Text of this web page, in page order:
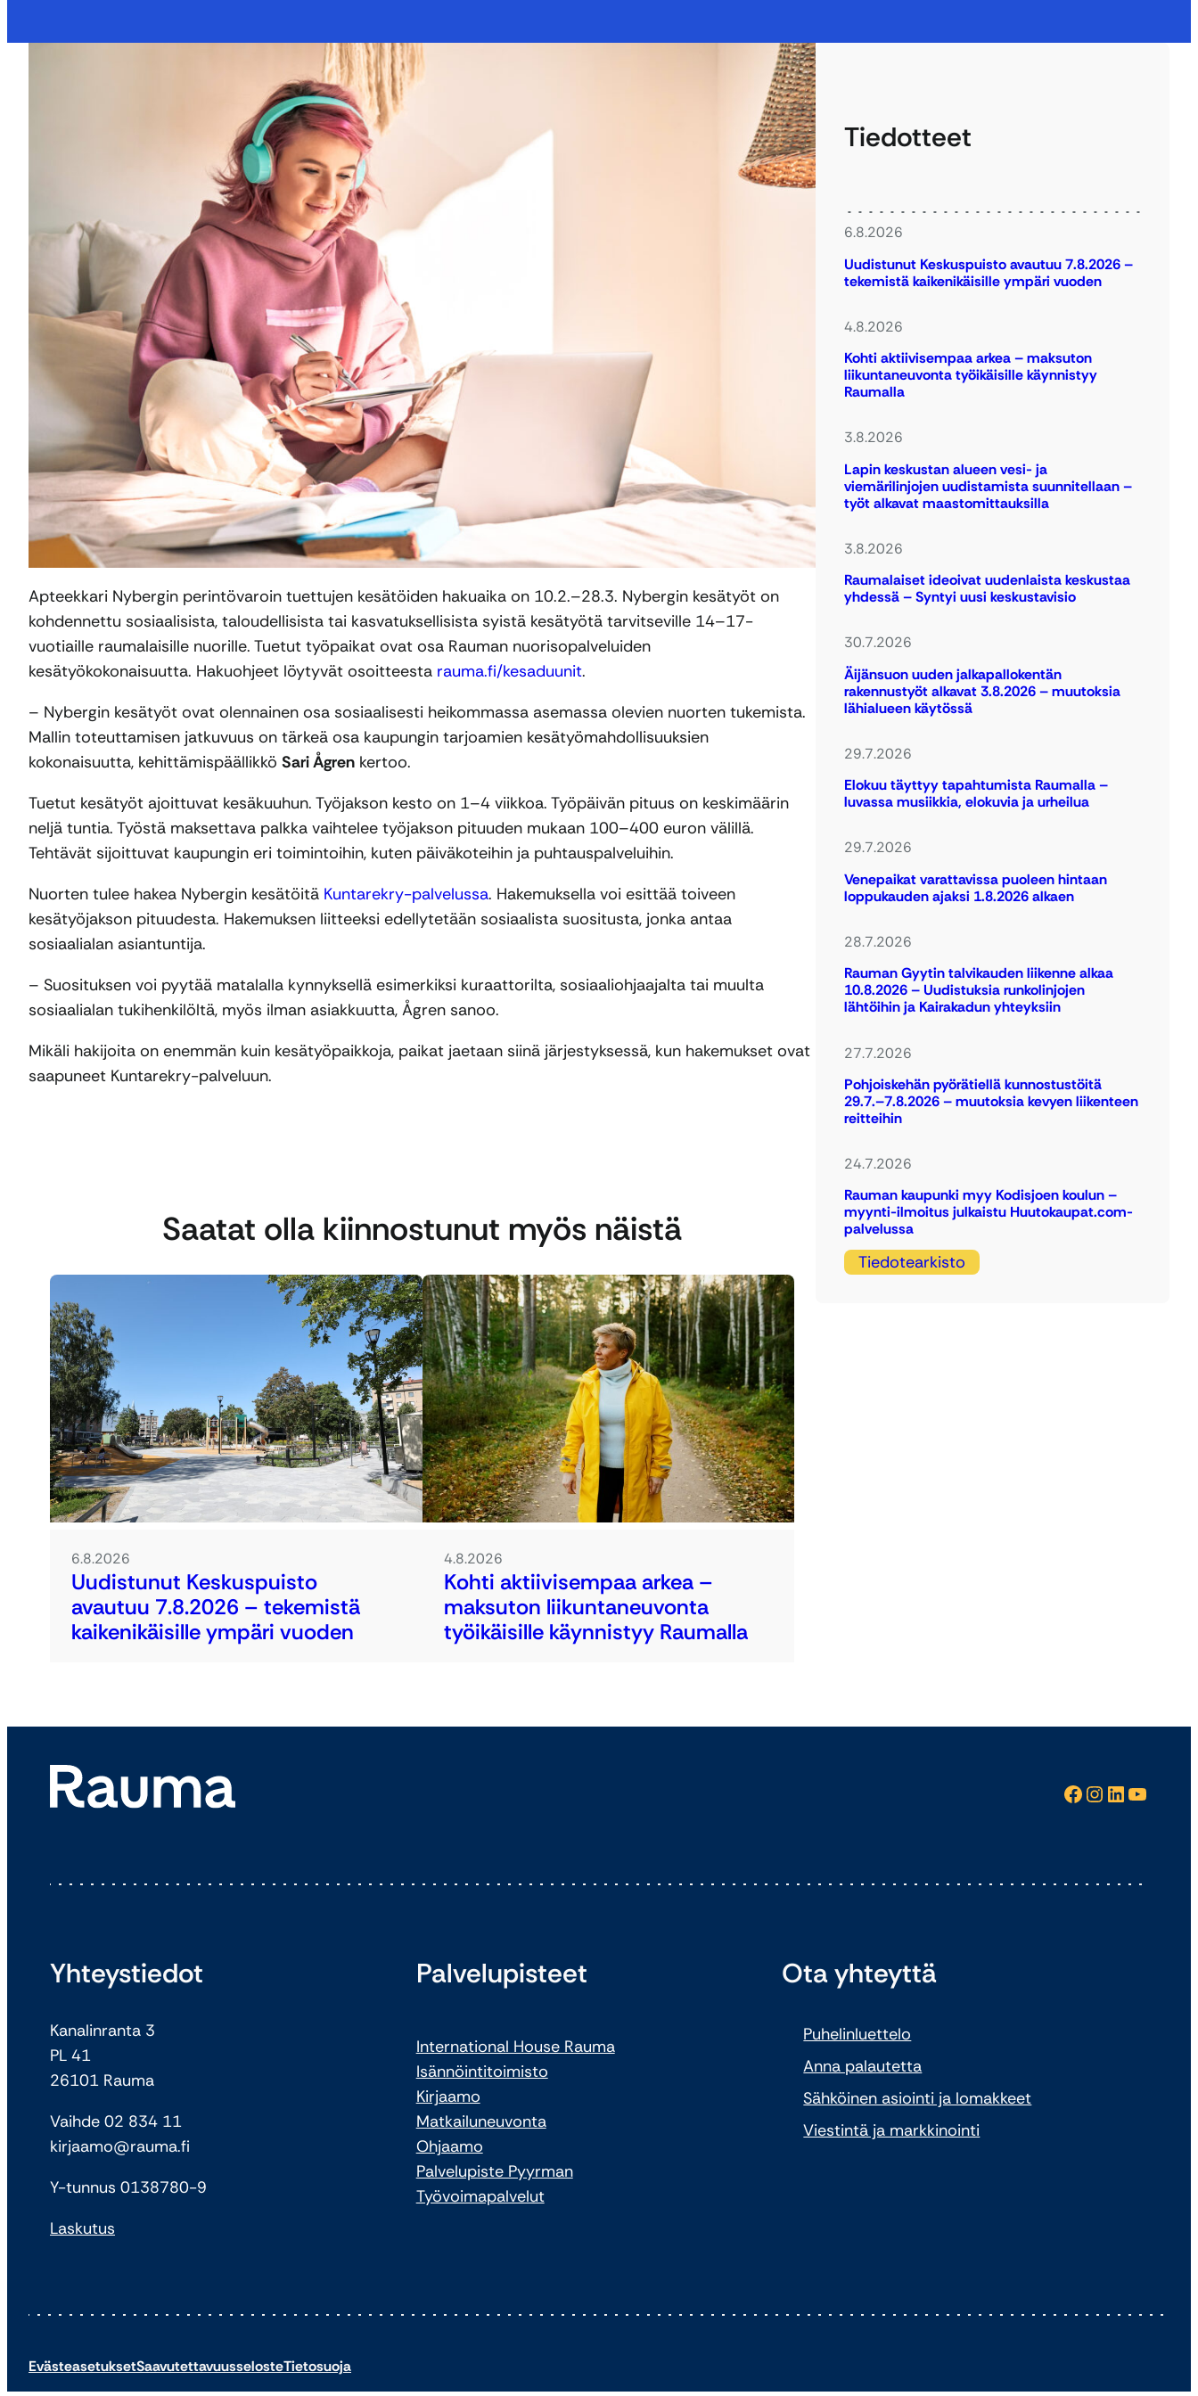
Apteekkari Nybergin perintövaroin tuettujen kesätöiden hakuaika on 10.2.–28.3. Nybergin kesätyöt on
kohdennettu sosiaalisista, taloudellisista tai kasvatuksellisista syistä kesätyötä tarvitseville 14–17-
vuotiaille raumalaisille nuorille. Tuetut työpaikat ovat osa Rauman nuorisopalveluiden
kesätyökokonaisuutta. Hakuohjeet löytyvät osoitteesta rauma.fi/kesaduunit.
– Nybergin kesätyöt ovat olennainen osa sosiaalisesti heikommassa asemassa olevien nuorten tukemista.
Mallin toteuttamisen jatkuvuus on tärkeä osa kaupungin tarjoamien kesätyömahdollisuuksien
kokonaisuutta, kehittämispäällikkö Sari Ågren kertoo.
Tuetut kesätyöt ajoittuvat kesäkuuhun. Työjakson kesto on 1–4 viikkoa. Työpäivän pituus on keskimäärin
neljä tuntia. Työstä maksettava palkka vaihtelee työjakson pituuden mukaan 100–400 euron välillä.
Tehtävät sijoittuvat kaupungin eri toimintoihin, kuten päiväkoteihin ja puhtauspalveluihin.
Nuorten tulee hakea Nybergin kesätöitä Kuntarekry-palvelussa. Hakemuksella voi esittää toiveen
kesätyöjakson pituudesta. Hakemuksen liitteeksi edellytetään sosiaalista suositusta, jonka antaa
sosiaalialan asiantuntija.
– Suosituksen voi pyytää matalalla kynnyksellä esimerkiksi kuraattorilta, sosiaaliohjaajalta tai muulta
sosiaalialan tukihenkilöltä, myös ilman asiakkuutta, Ågren sanoo.
Mikäli hakijoita on enemmän kuin kesätyöpaikkoja, paikat jaetaan siinä järjestyksessä, kun hakemukset ovat
saapuneet Kuntarekry-palveluun.
Saatat olla kiinnostunut myös näistä
6.8.2026
Uudistunut Keskuspuisto
avautuu 7.8.2026 – tekemistä
kaikenikäisille ympäri vuoden
4.8.2026
Kohti aktiivisempaa arkea –
maksuton liikuntaneuvonta
työikäisille käynnistyy Raumalla
Tiedotteet
6.8.2026
Uudistunut Keskuspuisto avautuu 7.8.2026 –
tekemistä kaikenikäisille ympäri vuoden
4.8.2026
Kohti aktiivisempaa arkea – maksuton
liikuntaneuvonta työikäisille käynnistyy
Raumalla
3.8.2026
Lapin keskustan alueen vesi- ja
viemärilinjojen uudistamista suunnitellaan –
työt alkavat maastomittauksilla
3.8.2026
Raumalaiset ideoivat uudenlaista keskustaa
yhdessä – Syntyi uusi keskustavisio
30.7.2026
Äijänsuon uuden jalkapallokentän
rakennustyöt alkavat 3.8.2026 – muutoksia
lähialueen käytössä
29.7.2026
Elokuu täyttyy tapahtumista Raumalla –
luvassa musiikkia, elokuvia ja urheilua
29.7.2026
Venepaikat varattavissa puoleen hintaan
loppukauden ajaksi 1.8.2026 alkaen
28.7.2026
Rauman Gyytin talvikauden liikenne alkaa
10.8.2026 – Uudistuksia runkolinjojen
lähtöihin ja Kairakadun yhteyksiin
27.7.2026
Pohjoiskehän pyörätiellä kunnostustöitä
29.7.–7.8.2026 – muutoksia kevyen liikenteen
reitteihin
24.7.2026
Rauman kaupunki myy Kodisjoen koulun –
myynti-ilmoitus julkaistu Huutokaupat.com-
palvelussa
Tiedotearkisto
Facebook InstagramLinkedIn YouTube
Yhteystiedot
Kanalinranta 3
PL 41
26101 Rauma
Vaihde 02 834 11
kirjaamo@rauma.fi
Y-tunnus 0138780-9
Laskutus
Palvelupisteet
International House Rauma
Isännöintitoimisto
Kirjaamo
Matkailuneuvonta
Ohjaamo
Palvelupiste Pyyrman
Työvoimapalvelut
Ota yhteyttä
Puhelinluettelo
Anna palautetta
Sähköinen asiointi ja lomakkeet
Viestintä ja markkinointi
EvästeasetuksetSaavutettavuusselosteTietosuoja